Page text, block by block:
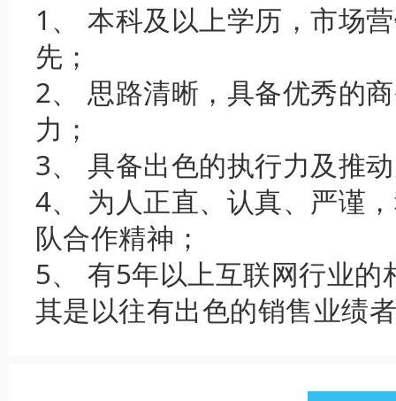
1、 本科及以上学历，市场
先；
2、 思路清晰，具备优秀的
力；
3、 具备出色的执行力及推
4、 为人正直、认真、严谨
队合作精神；
5、 有5年以上互联网行业的
其是以往有出色的销售业绩